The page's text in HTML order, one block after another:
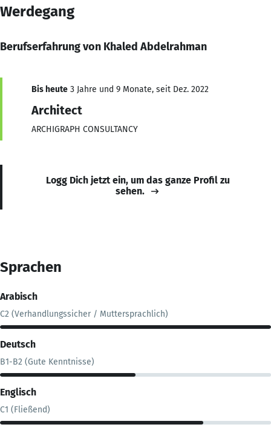
Werdegang
Berufserfahrung von Khaled Abdelrahman
Bis heute 3 Jahre und 9 Monate, seit Dez. 2022
Architect
ARCHIGRAPH CONSULTANCY
Logg Dich jetzt ein, um das ganze Profil zu
sehen.
Sprachen
Arabisch
C2 (Verhandlungssicher / Muttersprachlich)
Deutsch
B1-B2 (Gute Kenntnisse)
Englisch
C1 (Fließend)